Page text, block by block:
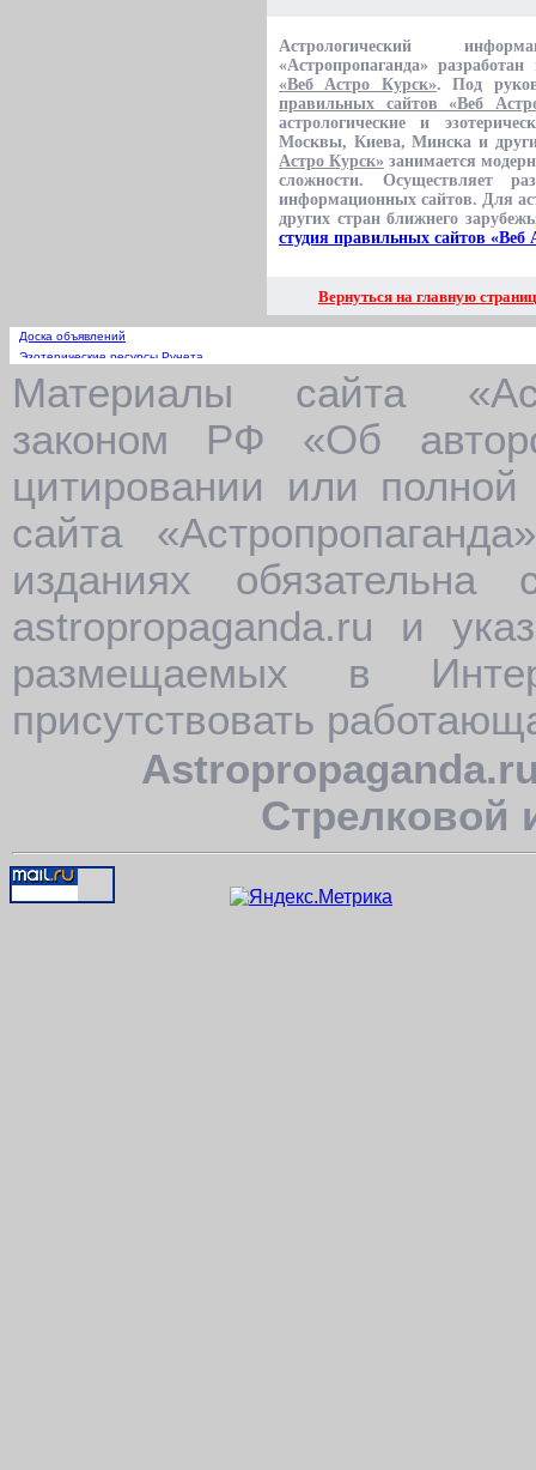
Астрологический
«Астропропаганда»
«Веб Астро Курск». Под
правильных сайтов «Веб
астрологические и
Москвы, Киева, Минска и
Астро Курск» занимается
сложности. Осуществляет
информационных сайтов. Для
других стран ближнего
студия правильных сайтов «Веб
Вернуться на главную
Доска объявлений
Эзотерические ресурсы Рунета
Астрологические сайты городов России
Астрологические сайты ближнего зарубежья
Странички астрологов и парапсихологов
Материалы сайта
законом РФ «Об
цитировании или полной
сайта
изданиях
astropropaganda.ru и
размещаемых в
присутствовать
Стрелковой